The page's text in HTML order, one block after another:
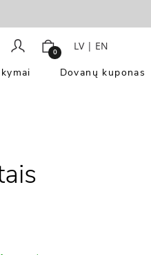
0 LV| EN
Dovanų kuponas